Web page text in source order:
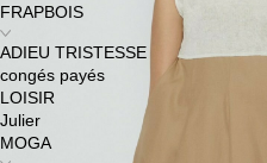
FRAPBOIS
ADIEU TRISTESSE
congés payés
LOISIR
Julier
MOGA